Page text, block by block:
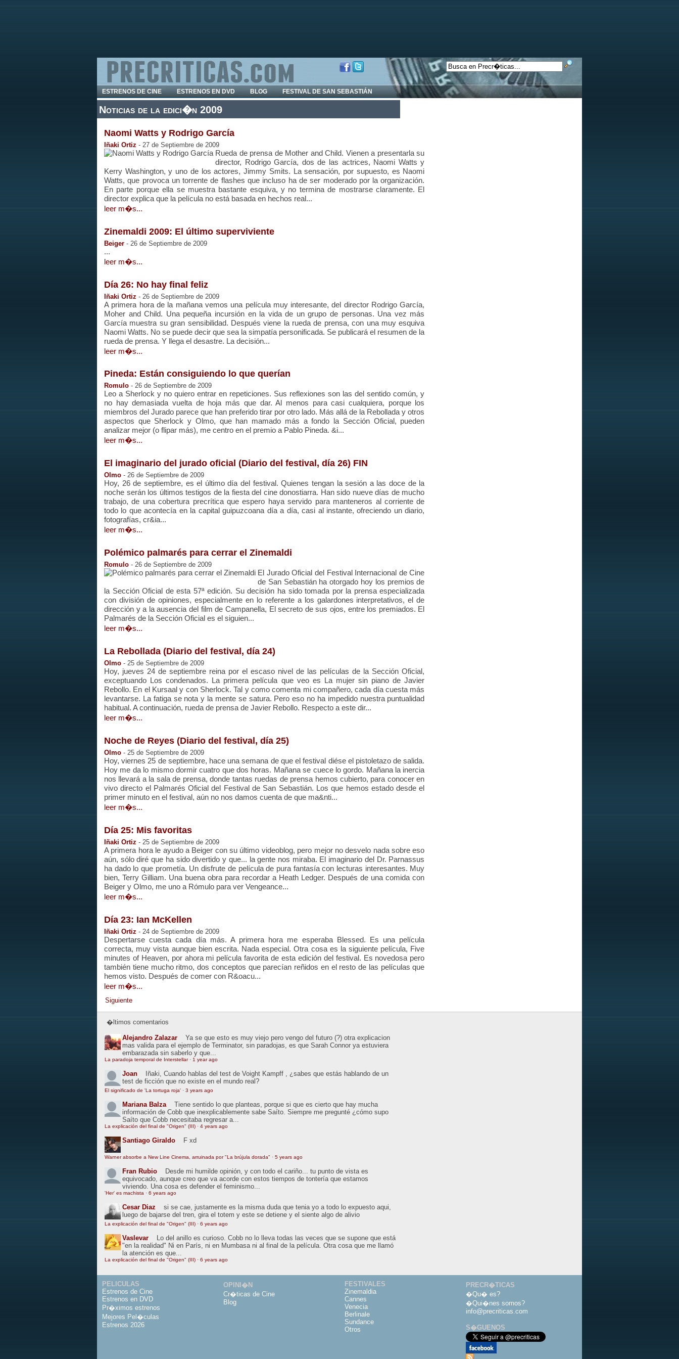
ESTRENOS DE CINE ESTRENOS EN DVD BLOG FESTIVAL DE SAN SEBASTIÁN
Noticias de la edici�n 2009
Naomi Watts y Rodrigo García
Iñaki Ortiz - 27 de Septiembre de 2009
Rueda de prensa de Mother and Child. Vienen a presentarla su
director, Rodrigo García, dos de las actrices, Naomi Watts y
Kerry Washington, y uno de los actores, Jimmy Smits. La sensación, por supuesto, es Naomi
Watts, que provoca un torrente de flashes que incluso ha de ser moderado por la organización.
En parte porque ella se muestra bastante esquiva, y no termina de mostrarse claramente. El
director explica que la película no está basada en hechos real...
leer m�s...
Zinemaldi 2009: El último superviviente
Beiger - 26 de Septiembre de 2009
...
leer m�s...
Día 26: No hay final feliz
Iñaki Ortiz - 26 de Septiembre de 2009
A primera hora de la mañana vemos una película muy interesante, del director Rodrigo García,
Moher and Child. Una pequeña incursión en la vida de un grupo de personas. Una vez más
García muestra su gran sensibilidad. Después viene la rueda de prensa, con una muy esquiva
Naomi Watts. No se puede decir que sea la simpatía personificada. Se publicará el resumen de la
rueda de prensa. Y llega el desastre. La decisión...
leer m�s...
Pineda: Están consiguiendo lo que querían
Romulo - 26 de Septiembre de 2009
Leo a Sherlock y no quiero entrar en repeticiones. Sus reflexiones son las del sentido común, y
no hay demasiada vuelta de hoja más que dar. Al menos para casi cualquiera, porque los
miembros del Jurado parece que han preferido tirar por otro lado. Más allá de la Rebollada y otros
aspectos que Sherlock y Olmo, que han mamado más a fondo la Sección Oficial, pueden
analizar mejor (o flipar más), me centro en el premio a Pablo Pineda. &i...
leer m�s...
El imaginario del jurado oficial (Diario del festival, día 26) FIN
Olmo - 26 de Septiembre de 2009
Hoy, 26 de septiembre, es el último día del festival. Quienes tengan la sesión a las doce de la
noche serán los últimos testigos de la fiesta del cine donostiarra. Han sido nueve días de mucho
trabajo, de una cobertura precrítica que espero haya servido para manteneros al corriente de
todo lo que acontecía en la capital guipuzcoana día a día, casi al instante, ofreciendo un diario,
fotografías, cr&ia...
leer m�s...
Polémico palmarés para cerrar el Zinemaldi
Romulo - 26 de Septiembre de 2009
El Jurado Oficial del Festival Internacional de Cine
de San Sebastián ha otorgado hoy los premios de
la Sección Oficial de esta 57ª edición. Su decisión ha sido tomada por la prensa especializada
con división de opiniones, especialmente en lo referente a los galardones interpretativos, el de
dirección y a la ausencia del film de Campanella, El secreto de sus ojos, entre los premiados. El
Palmarés de la Sección Oficial es el siguien...
leer m�s...
La Rebollada (Diario del festival, día 24)
Olmo - 25 de Septiembre de 2009
Hoy, jueves 24 de septiembre reina por el escaso nivel de las películas de la Sección Oficial,
exceptuando Los condenados. La primera película que veo es La mujer sin piano de Javier
Rebollo. En el Kursaal y con Sherlock. Tal y como comenta mi compañero, cada día cuesta más
levantarse. La fatiga se nota y la mente se satura. Pero eso no ha impedido nuestra puntualidad
habitual. A continuación, rueda de prensa de Javier Rebollo. Respecto a este dir...
leer m�s...
Noche de Reyes (Diario del festival, día 25)
Olmo - 25 de Septiembre de 2009
Hoy, viernes 25 de septiembre, hace una semana de que el festival diése el pistoletazo de salida.
Hoy me da lo mismo dormir cuatro que dos horas. Mañana se cuece lo gordo. Mañana la inercia
nos llevará a la sala de prensa, donde tantas ruedas de prensa hemos cubierto, para conocer en
vivo directo el Palmarés Oficial del Festival de San Sebastián. Los que hemos estado desde el
primer minuto en el festival, aún no nos damos cuenta de que ma&nti...
leer m�s...
Día 25: Mis favoritas
Iñaki Ortiz - 25 de Septiembre de 2009
A primera hora le ayudo a Beiger con su último videoblog, pero mejor no desvelo nada sobre eso
aún, sólo diré que ha sido divertido y que... la gente nos miraba. El imaginario del Dr. Parnassus
ha dado lo que prometía. Un disfrute de película de pura fantasía con lecturas interesantes. Muy
bien, Terry Gilliam. Una buena obra para recordar a Heath Ledger. Después de una comida con
Beiger y Olmo, me uno a Rómulo para ver Vengeance...
leer m�s...
Día 23: Ian McKellen
Iñaki Ortiz - 24 de Septiembre de 2009
Despertarse cuesta cada día más. A primera hora me esperaba Blessed. Es una película
correcta, muy vista aunque bien escrita. Nada especial. Otra cosa es la siguiente película, Five
minutes of Heaven, por ahora mi película favorita de esta edición del festival. Es novedosa pero
también tiene mucho ritmo, dos conceptos que parecían reñidos en el resto de las películas que
hemos visto. Después de comer con R&oacu...
leer m�s...
Siguiente
�ltimos comentarios
Alejandro Zalazar
Ya se que esto es muy viejo pero vengo del futuro (?) otra explicacion
mas valida para el ejemplo de Terminator, sin paradojas, es que Sarah Connor ya estuviera
embarazada sin saberlo y que...
La paradoja temporal de Interstellar· 1 year ago
Joan
Iñaki, Cuando hablas del test de Voight Kampff , ¿sabes que estás hablando de un
test de ficción que no existe en el mundo real?
El significado de 'La tortuga roja' · 3 years ago
Mariana Balza
Tiene sentido lo que planteas, porque si que es cierto que hay mucha
información de Cobb que inexplicablemente sabe Saíto. Siempre me pregunté ¿cómo supo
Saíto que Cobb necesitaba regresar a...
La explicación del final de "Origen" (III) · 4 years ago
Santiago Giraldo F xd
Warner absorbe a New Line Cinema, arruinada por "La brújula dorada" · 5 years ago
Fran Rubio
Desde mi humilde opinión, y con todo el cariño... tu punto de vista es
equivocado, aunque creo que va acorde con estos tiempos de tontería que estamos
viviendo. Una cosa es defender el feminismo...
'Her' es machista · 6 years ago
Cesar Diaz
si se cae, justamente es la misma duda que tenia yo a todo lo expuesto aqui,
luego de bajarse del tren, gira el totem y este se detiene y el siente algo de alivio
La explicación del final de "Origen" (III) · 6 years ago
Vaslevar
Lo del anillo es curioso. Cobb no lo lleva todas las veces que se supone que está
"en la realidad" Ni en París, ni en Mumbasa ni al final de la película. Otra cosa que me llamó
la atención es que...
La explicación del final de "Origen" (III) · 6 years ago
PELICULAS
Estrenos de Cine
Estrenos en DVD
Pr�ximos estrenos
Mejores Pel�culas
Estrenos 2026
OPINI�N
Cr�ticas de Cine
Blog
FESTIVALES
Zinemaldia
Cannes
Venecia
Berlinale
Sundance
Otros
PRECR�TICAS
�Qu� es?
�Qui�nes somos?
info@precriticas.com
S�GUENOS